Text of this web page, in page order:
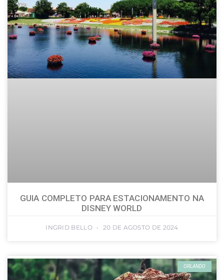
GUIA COMPLETO PARA ESTACIONAMENTO NA
DISNEY WORLD
INGRID BELLO 20 DE AGOSTO DE 2024
ORLANDO